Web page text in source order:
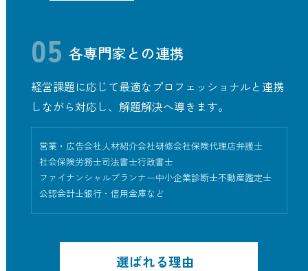
05 各専門家との連携
経営課題に応じて最適なプロフェッショナルと連携
しながら対応し、解題解決へ導きます。
営業・広告会社 人材紹介会社研修会社保険代理店弁護士
社会保険労務士司法書士行政書士
ファイナンシャルプランナー中小企業診断士不動産鑑定士
公認会計士銀行・信用金庫
選ばれる理由